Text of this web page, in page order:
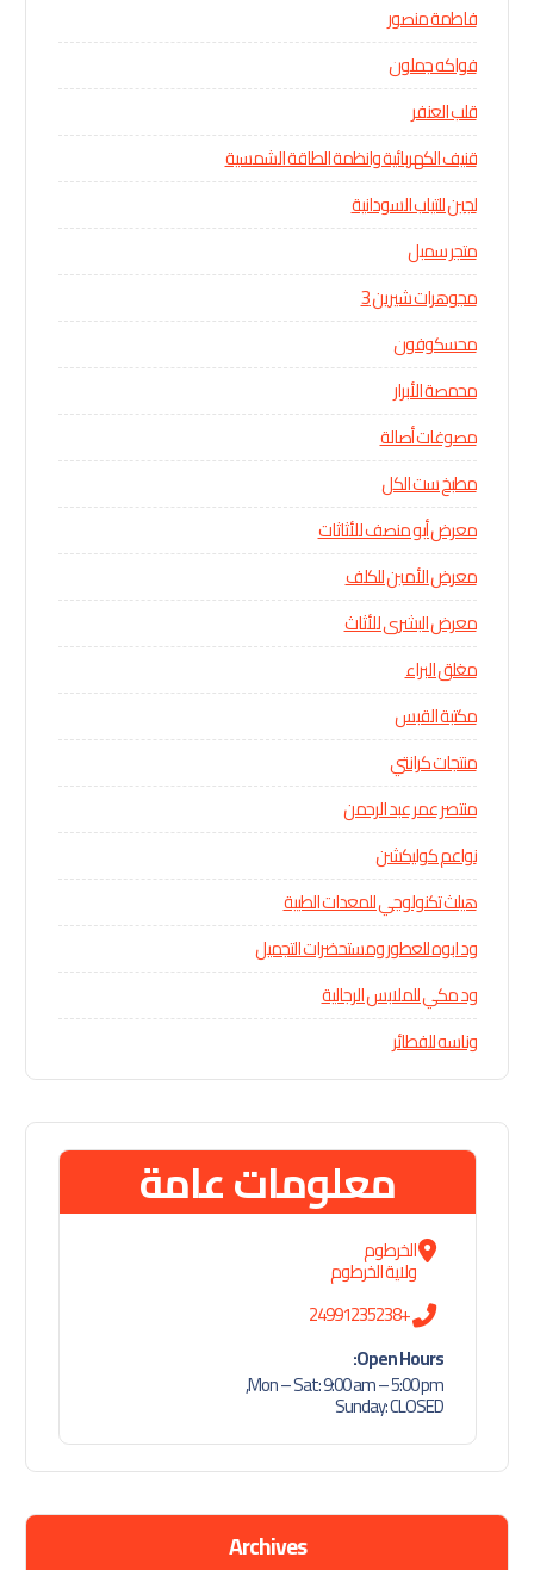
فاطمة منصور
فواكه جملون
قلب العنفر
قنيف الكهربائية وانظمة الطاقة الشمسية
لجين للتياب السودانية
متجر سمبل
مجوهرات شيرين 3
محسكوفون
محمصة الأبرار
مصوغات أصالة
مطبخ ست الكل
معرض أبو منصف للأثاثات
معرض الأمين للكلف
معرض البشرى للأثاث
مغلق البراء
مكتبة القبس
منتجات كرانتي
منتصر عمر عبد الرحمن
نواعم كوليكشن
هيلث تكنولوجي للمعدات الطبية
ود ابوه للعطور ومستحضرات التجميل
ود مكي للملابس الرجالية
وناسه للفطائر
معلومات عامة
الخرطوم
ولاية الخرطوم
+24991235238
Open Hours:
Mon – Sat: 9:00 am – 5:00 pm,
Sunday: CLOSED
Archives